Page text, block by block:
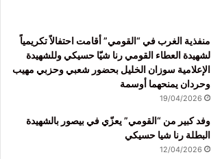
منفذية الغرب في “القومي” أقامت احتفالاً تكريمياً
لشهيدة العطاء القومي رنا شيّا حسيكي وللشهيدة
الإعلامية سوزان الخليل بحضور شعبي وحزبي مهيب
وحردان يمنحهما أوسمة
19/04/2026
وفد كبير من “القومي” يعزّي في بيصور بالشهيدة
البطلة رنا شيا حسيكي
12/04/2026